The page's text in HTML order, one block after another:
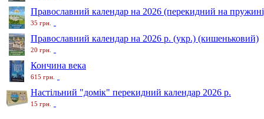
Православний календар на 2026 (перекидний на
35 грн.
Православний календар на 2026 р. (укр.) (кишеньковий)
20 грн.
Кончина века
615 грн.
Настільний "домік" перекидний календар 2026 р.
15 грн.